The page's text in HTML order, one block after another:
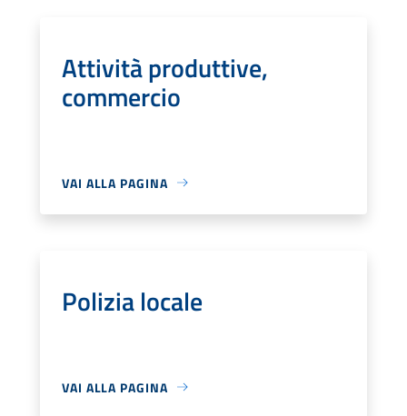
Attività produttive,
commercio
VAI ALLA PAGINA
Polizia locale
VAI ALLA PAGINA